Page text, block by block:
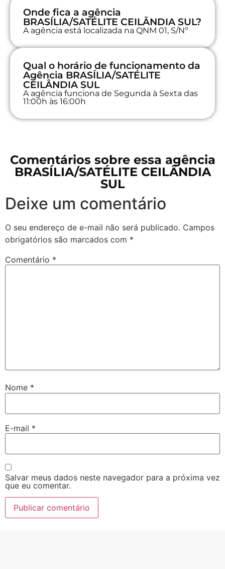
Onde fica a agência
BRASÍLIA/SATÉLITE CEILÂNDIA SUL?
A agência está localizada na QNM 01, S/Nº
Qual o horário de funcionamento da
Agência BRASÍLIA/SATÉLITE
CEILÂNDIA SUL
A agência funciona de Segunda à Sexta das
11:00h às 16:00h
Comentários sobre essa agência
BRASÍLIA/SATÉLITE CEILÂNDIA
SUL
Deixe um comentário
O seu endereço de e-mail não será publicado. Campos
obrigatórios são marcados com *
Comentário *
Nome *
E-mail *
Salvar meus dados neste navegador para a próxima vez
que eu comentar.